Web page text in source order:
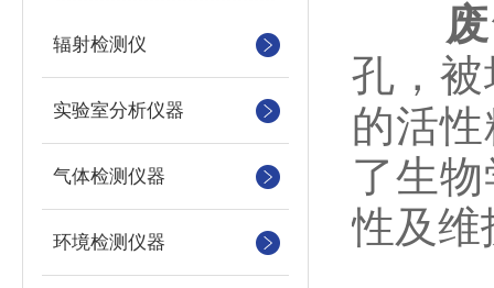
辐射检测仪
实验室分析仪器
气体检测仪器
环境检测仪器
孔，
的活
了生
性及维